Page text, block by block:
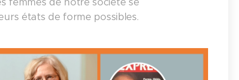
états de forme possibles.